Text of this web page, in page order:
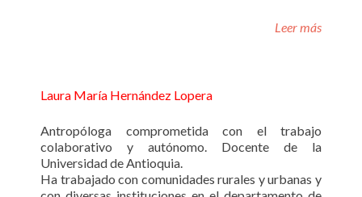
Leer más
Laura María Hernández Lopera
Antropóloga comprometida con el trabajo
colaborativo y autónomo. Docente de la
Universidad de Antioquia.
Ha trabajado con comunidades rurales y urbanas y